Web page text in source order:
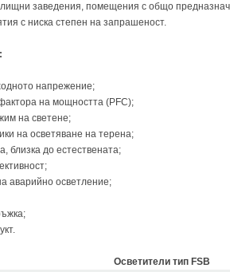
заведения, помещения с общо
с ниска степен на запрашеност.
напрежение;
на мощността (PFC);
на светене;
на осветяване нa терена;
близка до естествената;
аварийно осветление;
Осветители тип FSB